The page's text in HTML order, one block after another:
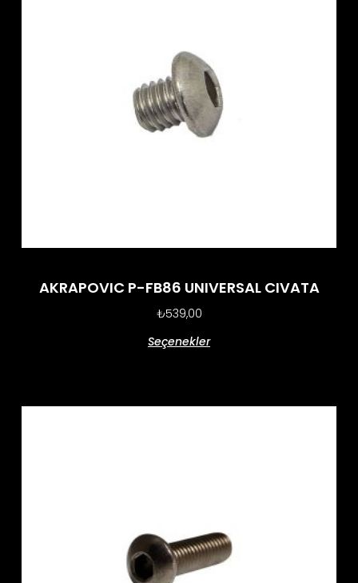
AKRAPOVIC P-FB86 UNIVERSAL CIVATA
₺539,00
Seçenekler